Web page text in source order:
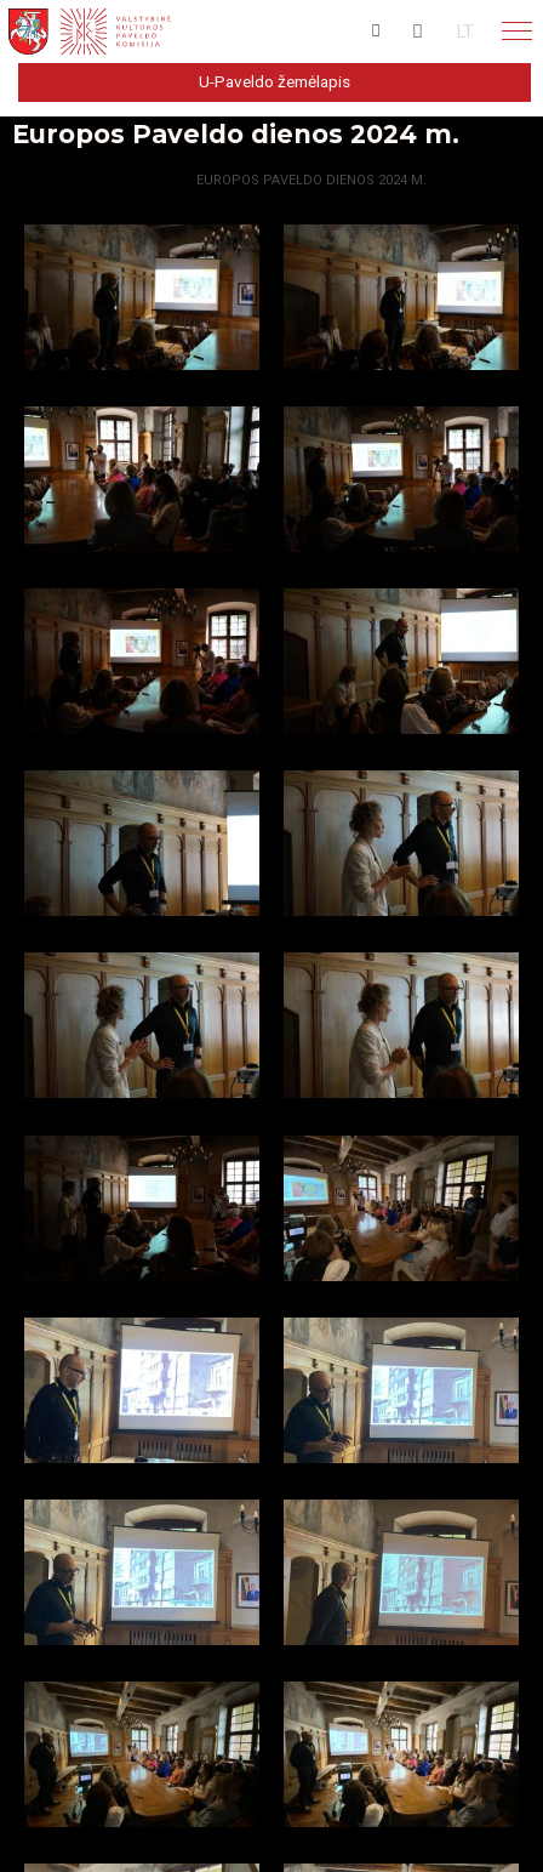
LT
U-Paveldo žemėlapis
Europos Paveldo dienos 2024 m.
EUROPOS PAVELDO DIENOS 2024 M.